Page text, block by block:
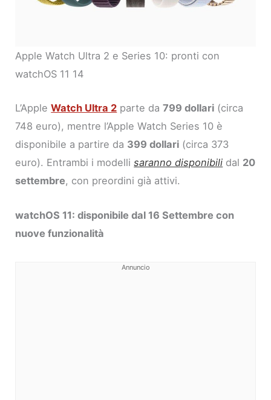
Apple Watch Ultra 2 e Series 10: pronti con
watchOS 11 14
L’AppleWatch Ultra 2 parte da799 dollari (circa
748 euro), mentre l’Apple Watch Series 10 è
disponibile a partire da 399 dollari (circa 373
euro). Entrambi i modellisaranno disponibili dal 20
settembre, con preordini già attivi.
watchOS 11: disponibile dal 16 Settembre con
nuove funzionalità
Annuncio